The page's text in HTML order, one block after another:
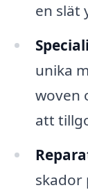
en slät
unika
woven
att
skador